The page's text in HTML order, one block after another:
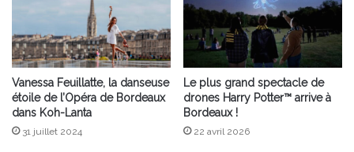
Vanessa Feuillatte, la danseuse
étoile de l’Opéra de Bordeaux
dans Koh-Lanta
31 juillet 2024
Le plus grand spectacle de
drones Harry Potter™ arrive à
Bordeaux !
22 avril 2026